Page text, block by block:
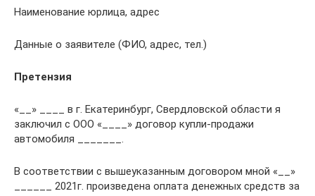
Наименование юрлица, адрес
Данные о заявителе (ФИО, адрес, тел.)
Претензия
«__» ____ в г. Екатеринбург, Свердловской области я
заключил с ООО «____» договор купли-продажи
автомобиля _______.
В соответствии с вышеуказанным договором мной «__»
______ 2021г. произведена оплата денежных средств за